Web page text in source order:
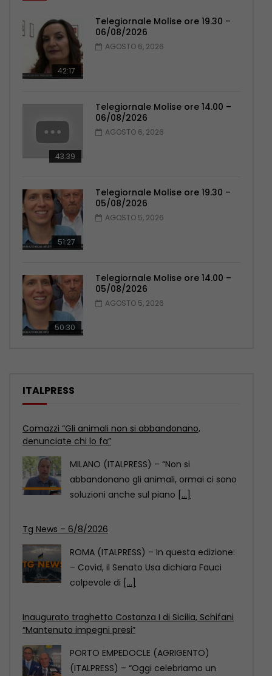
42:17
Telegiornale Molise ore 19.30 –
06/08/2026
AGOSTO 6, 2026
43:39
Telegiornale Molise ore 14.00 –
06/08/2026
AGOSTO 6, 2026
51:27
Telegiornale Molise ore 19.30 –
05/08/2026
AGOSTO 5, 2026
50:30
Telegiornale Molise ore 14.00 –
05/08/2026
AGOSTO 5, 2026
ITALPRESS
Tg News – 6/8/2026
– Covid, il Senato Usa dichiara Fauci
colpevole di[...]
“Mantenuto impegni presi”
PORTO EMPEDOCLE (AGRIGENTO)
(ITALPRESS) – “Oggi celebriamo un
evento importante: quello di fare in
Comazzi “Gli animali non si abbandonano,
denunciate chi lo fa”
MILANO (ITALPRESS) – “Non si